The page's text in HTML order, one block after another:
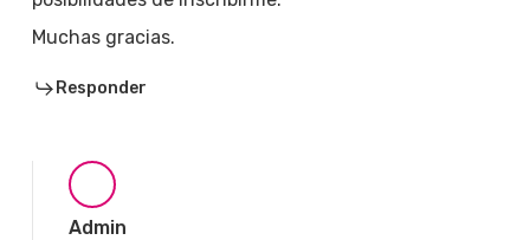
Muchas gracias.
Responder
Admin